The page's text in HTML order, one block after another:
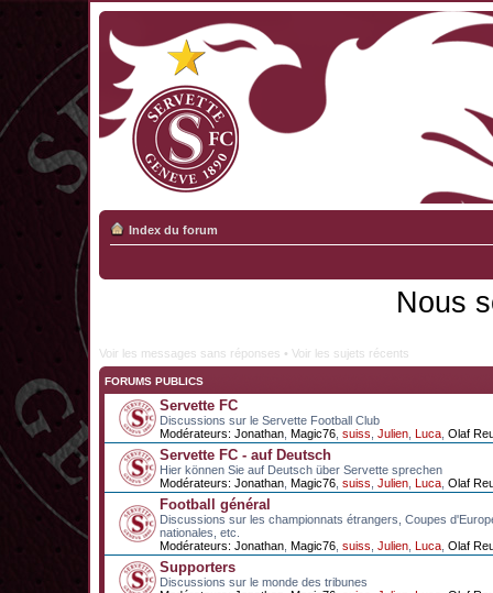
Index du forum
Nous
Voir les messages sans réponses • Voir les sujets récents
FORUMS PUBLICS
Servette FC
Discussions sur le Servette Football Club
Modérateurs: Jonathan Magic76 suiss Julien Luca Olaf
Servette FC - auf Deutsch
Hier können Sie auf Deutsch über Servette sprechen
Modérateurs: Jonathan Magic76 suiss Julien Luca Olaf
Football général
Discussions sur les championnats étrangers, Coupes
nationales, etc.
Modérateurs: Jonathan Magic76 suiss Julien Luca Olaf
Supporters
Discussions sur le monde des tribunes